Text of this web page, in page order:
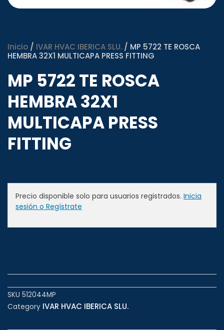
Inicio / IVAR HVAC IBERICA SLU. / MP 5722 TE ROSCA
HEMBRA 32X1 MULTICAPA PRESS FITTING
MP 5722 TE ROSCA
HEMBRA 32X1
MULTICAPA PRESS
FITTING
Precio disponible solo para usuarios registrados. Inicia
sesión o Regístrate
SKU 512044MP
Category IVAR HVAC IBERICA SLU.